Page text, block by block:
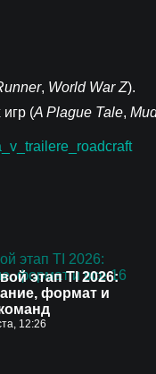
, World War Z).
(A Plague Tale,
этап TI 2026:
формат и
12:26